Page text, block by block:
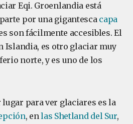
Eqi. Groenlandia está
por una gigantesca capa
son fácilmente accesibles. El
Islandia, es otro glaciar muy
norte, y es uno de los
lugar para ver glaciares es la
, enlas Shetland del Sur,